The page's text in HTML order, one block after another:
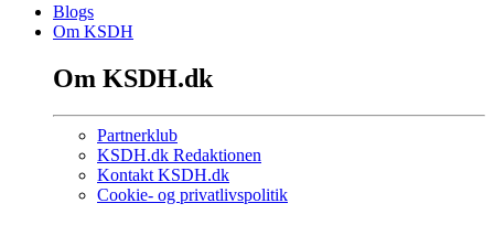
Blogs
Om KSDH
Om KSDH.dk
Partnerklub
KSDH.dk Redaktionen
Kontakt KSDH.dk
Cookie- og privatlivspolitik